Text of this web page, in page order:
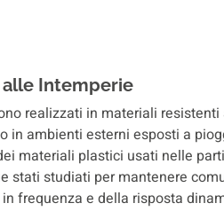
Intemperie
realizzati in materiali resistenti
in ambienti esterni esposti a
materiali plastici usati nelle
stati studiati per mantenere
frequenza e della risposta